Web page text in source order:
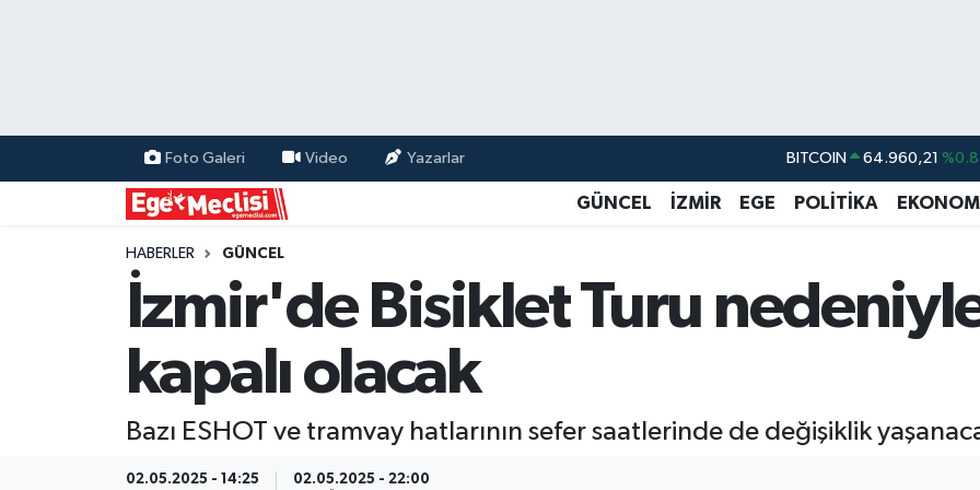
Foto Galeri Video Yazarlar DOLAR 47,7436
EURO 55,2510
6660.55
BİST100 13.779 %-
GÜNCEL İZMİR EGE POLİTİKA EKONOMİ
HABERLER GÜNCEL
İzmir'de Bisiklet Turu
kapalı olacak
Bazı ESHOT ve tramvay hatlarının sefer saatlerinde de değişiklik
02.05.2025 - 14:25 02.05.2025 - 22:00
EKONOMİ
GÜNCEL
ÖZEL HABER
POLİTİKA
Programlar